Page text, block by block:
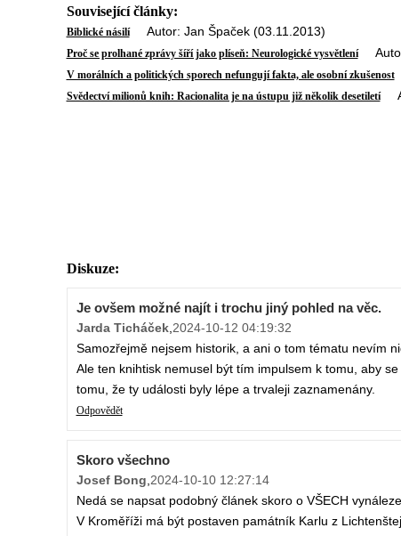
Související články:
Biblické násilíAutor: Jan Špaček (03.11.2013)
Proč se prolhané zprávy šíří jako plíseň: Neurologické vysvětleníAutor:
V morálních a politických sporech nefungují fakta, ale osobní zkušenost
Svědectví milionů knih: Racionalita je na ústupu již několik desetiletí
Diskuze:
Je ovšem možné najít i trochu jiný pohled na věc.
Jarda Ticháček,2024-10-12 04:19:32
Samozřejmě nejsem historik, a ani o tom tématu nevím
Ale ten knihtisk nemusel být tím impulsem k tomu, aby
tomu, že ty události byly lépe a trvaleji zaznamenány.
Odpovědět
Skoro všechno
Josef Bong,2024-10-10 12:27:14
Nedá se napsat podobný článek skoro o VŠECH
V Kroměříži má být postaven památník Karlu z